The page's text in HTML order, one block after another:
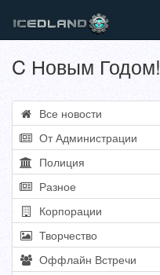
C Новым Годом!
Все новости
От Администрации
Полиция
Разное
Корпорации
Творчество
Оффлайн Встречи